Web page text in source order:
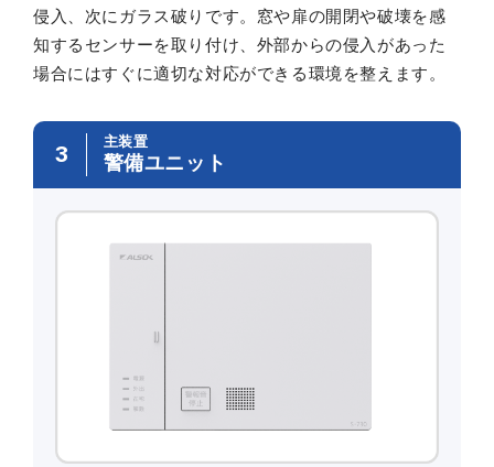
侵入、次にガラス破りです。窓や扉の開閉や破壊を感
知するセンサーを取り付け、外部からの侵入があった
場合にはすぐに適切な対応ができる環境を整えます。
3 主装置
警備ユニット